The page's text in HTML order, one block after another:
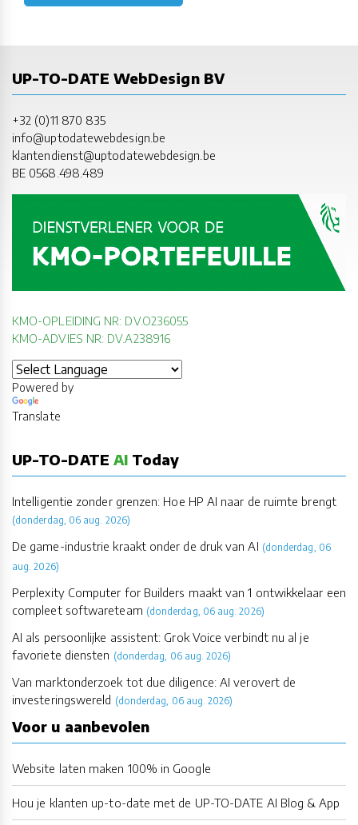
UP-TO-DATE WebDesign BV
+32 (0)11 870 835
info@uptodatewebdesign.be
klantendienst@uptodatewebdesign.be
BE 0568.498.489
KMO-OPLEIDING NR: DV.O236055
KMO-ADVIES NR: DV.A238916
Powered by
Translate
UP-TO-DATE AI Today
Intelligentie zonder grenzen: Hoe HP AI naar de ruimte brengt
(donderdag, 06 aug. 2026)
De game-industrie kraakt onder de druk van AI (donderdag, 06
aug. 2026)
Perplexity Computer for Builders maakt van 1 ontwikkelaar een
compleet softwareteam (donderdag, 06 aug. 2026)
AI als persoonlijke assistent: Grok Voice verbindt nu al je
favoriete diensten (donderdag, 06 aug. 2026)
Van marktonderzoek tot due diligence: AI verovert de
investeringswereld (donderdag, 06 aug. 2026)
Voor u aanbevolen
Website laten maken 100% in Google
Hou je klanten up-to-date met de UP-TO-DATE AI Blog & App